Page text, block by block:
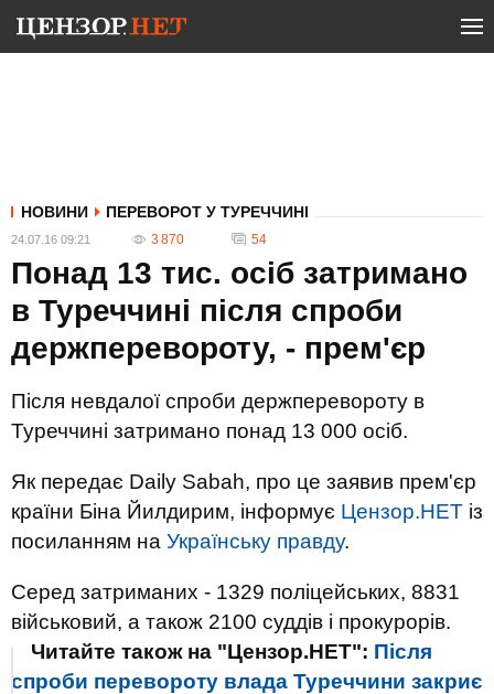
НОВИНИ ПЕРЕВОРОТ У ТУРЕЧЧИНІ
24.07.16 09:21 3 870 54
Понад 13 тис. осіб затримано
в Туреччині після спроби
держперевороту, - прем'єр
Після невдалої спроби держперевороту в
Туреччині затримано понад 13 000 осіб.
Як передає Daily Sabah, про це заявив прем'єр
країни Біна Йилдирим, інформує Цензор.НЕТ із
посиланням на Українську правду.
Серед затриманих - 1329 поліцейських, 8831
військовий, а також 2100 суддів і прокурорів.
Читайте також на "Цензор.НЕТ": Після
спроби перевороту влада Туреччини закриє